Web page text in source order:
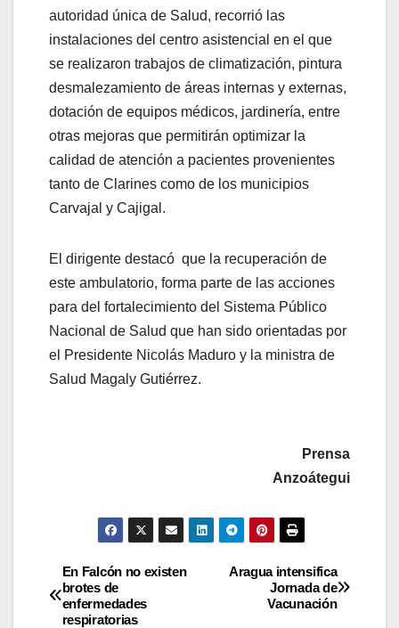
autoridad única de Salud, recorrió las
instalaciones del centro asistencial en el que
se realizaron trabajos de climatización, pintura
desmalezamiento de áreas internas y externas,
dotación de equipos médicos, jardinería, entre
otras mejoras que permitirán optimizar la
calidad de atención a pacientes provenientes
tanto de Clarines como de los municipios
Carvajal y Cajigal.
El dirigente destacó que la recuperación de
este ambulatorio, forma parte de las acciones
para del fortalecimiento del Sistema Público
Nacional de Salud que han sido orientadas por
el Presidente Nicolás Maduro y la ministra de
Salud Magaly Gutiérrez.
Prensa
Anzoátegui
Aragua intensifica
Jornada de
Vacunación
En Falcón no existen
brotes de
enfermedades
respiratorias